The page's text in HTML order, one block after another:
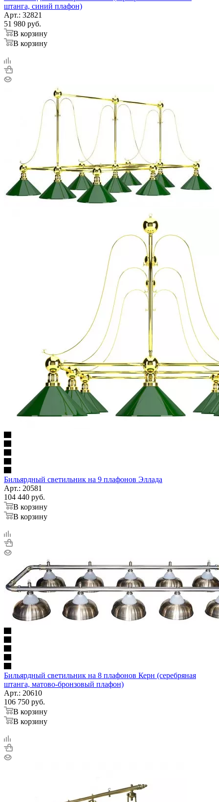
штанга, синий плафон)
Арт.: 32821
51 980 руб.
В корзину
В корзину
Бильярдный светильник на 9 плафонов Эллада
Арт.: 20581
104 440 руб.
В корзину
В корзину
Бильярдный светильник на 8 плафонов Керн (серебряная
штанга, матово-бронзовый плафон)
Арт.: 20610
106 750 руб.
В корзину
В корзину